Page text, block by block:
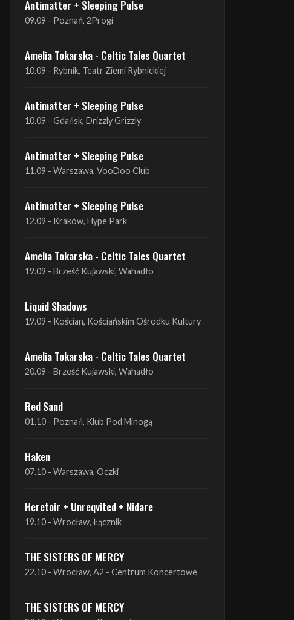
Amelia Tokarska - Celtic Tales Quartet
10.09 - Rybnik, Teatr Ziemi Rybnickiej
Antimatter + Sleeping Pulse
10.09 - Gdańsk, Drizzly Grizzly
Antimatter + Sleeping Pulse
11.09 - Warszawa, VooDoo Club
Antimatter + Sleeping Pulse
12.09 - Kraków, Hype Park
Amelia Tokarska - Celtic Tales Quartet
19.09 - Brześć Kujawski, Wahadło
Liquid Shadows
19.09 - Kościan, Kościańskim Ośrodku Kultury
Amelia Tokarska - Celtic Tales Quartet
20.09 - Brześć Kujawski, Wahadło
Red Sand
01.10 - Poznań, Klub Pod Minogą
Haken
07.10 - Warszawa, Oczki
Heretoir + Unreqvited + Nidare
19.10 - Wrocław, Łącznik
THE SISTERS OF MERCY
22.10 - Wrocław, A2 - Centrum Koncertowe
THE SISTERS OF MERCY
23.10 - Warszawa, Progresja
Lone Assembly